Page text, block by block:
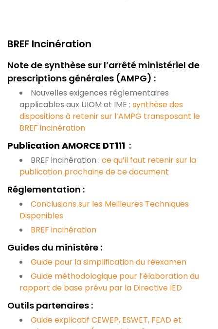
BREF Incinération
Note de synthèse sur l’arrêté ministériel de
prescriptions générales (AMPG) :
Nouvelles exigences réglementaires
applicables aux UIOM et IME : synthèse des
dispositions à retenir sur l’AMPG transposant le
BREF incinération
Publication AMORCE DT111 :
BREF incinération : ce qu’il faut retenir sur la
publication prochaine de ce document
Réglementation :
Conclusions sur les Meilleures Techniques
Disponibles
BREF incinération
Guides du ministère :
Guide pour la simplification du réexamen
Guide méthodologique pour l’élaboration du
rapport de base prévu par la Directive IED
Outils partenaires :
Guide explicatif CEWEP, ESWET, FEAD et